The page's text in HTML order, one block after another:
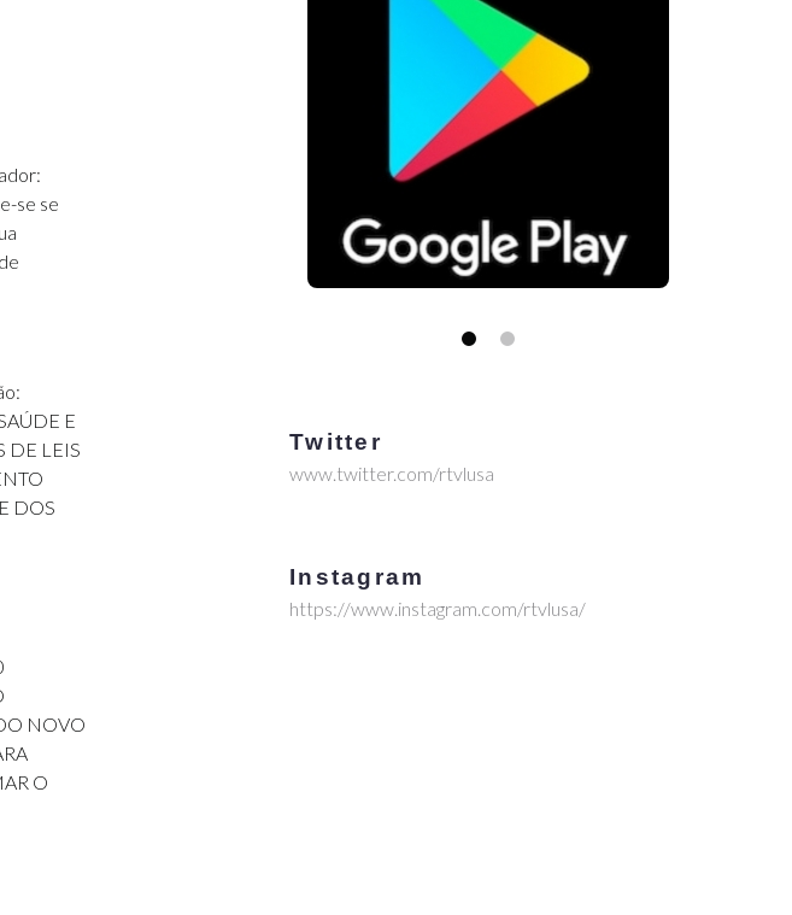
se se
E
DE LEIS
DOS
NOVO
O
Twitter
www.twitter.com/rtvlusa
Instagram
https://www.instagram.com/rtvlusa/